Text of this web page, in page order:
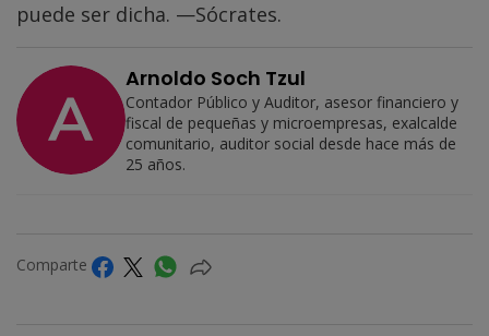
puede ser dicha. —Sócrates.
Arnoldo Soch Tzul
Contador Público y Auditor, asesor financiero y
fiscal de pequeñas y microempresas, exalcalde
comunitario, auditor social desde hace más de
25 años.
Comparte